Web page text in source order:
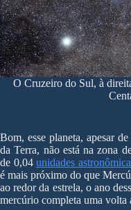
O Cruzeiro do Sul, à
Bom, esse planeta, apesar
da Terra, não está na zona
de 0,04 unidades
é mais próximo do que
ao redor da estrela, o ano
mercúrio completa uma volta